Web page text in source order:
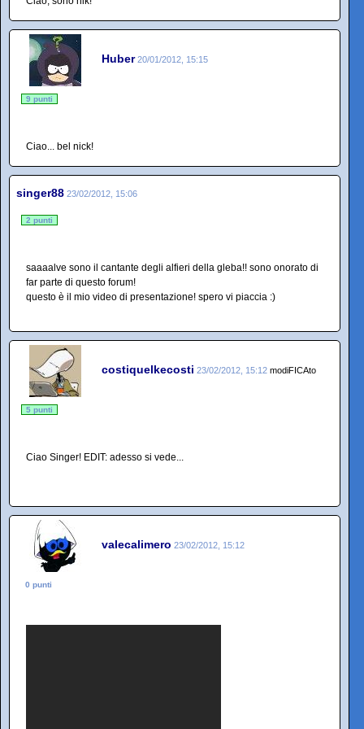
Huber 20/01/2012, 15:15
9 punti
Ciao... bel nick!
singer88 23/02/2012, 15:06
2 punti
saaaalve sono il cantante degli alfieri della gleba!! sono onorato di
far parte di questo forum!
questo è il mio video di presentazione! spero vi piaccia :)
costiquelkecosti 23/02/2012, 15:12 modiFICAto
5 punti
Ciao Singer! EDIT: adesso si vede...
valecalimero 23/02/2012, 15:12
0 punti